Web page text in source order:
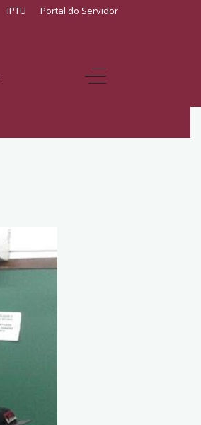
IPTU Portal do Servidor